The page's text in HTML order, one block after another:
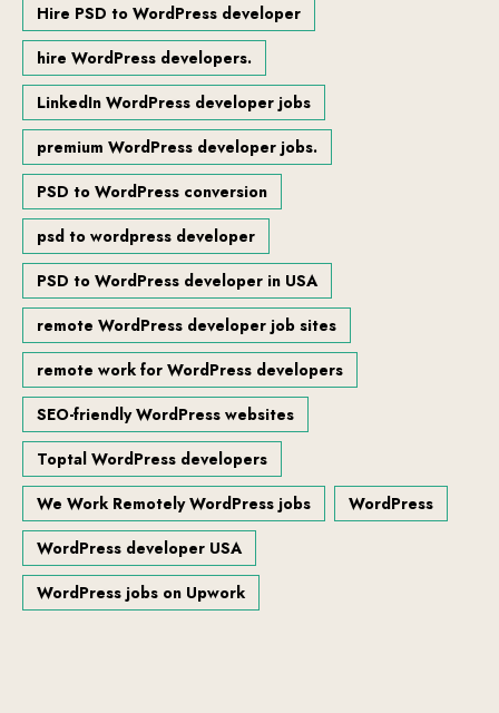
Hire PSD to WordPress developer
hire WordPress developers.
LinkedIn WordPress developer jobs
premium WordPress developer jobs.
PSD to WordPress conversion
psd to wordpress developer
PSD to WordPress developer in USA
remote WordPress developer job sites
remote work for WordPress developers
SEO-friendly WordPress websites
Toptal WordPress developers
We Work Remotely WordPress jobs
WordPress
WordPress developer USA
WordPress jobs on Upwork